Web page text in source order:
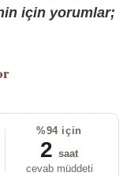
için yorumlar;
%94 için
2 saat
cevab müddeti